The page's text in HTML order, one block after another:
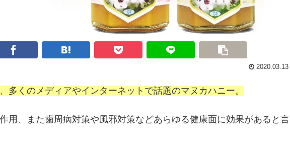
2020.03.13
多くのメディアやインターネットで話題のマヌカハニー。
用、また歯周病対策や風邪対策などあらゆる健康面に効果があると言